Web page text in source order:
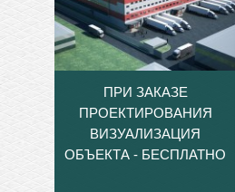
ПРИ ЗАКАЗЕ
ПРОЕКТИРОВАНИЯ
ВИЗУАЛИЗАЦИЯ
ОБЪЕКТА - БЕСПЛАТНО